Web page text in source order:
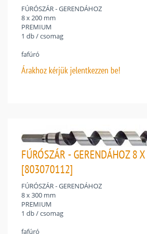
FÚRÓSZÁR - GERENDÁHOZ
8 x 200 mm
PREMIUM
1 db / csomag
fafúró
Árakhoz kérjük jelentkezzen be!
FÚRÓSZÁR - GERENDÁHOZ 8
[803070112]
FÚRÓSZÁR - GERENDÁHOZ
8 x 300 mm
PREMIUM
1 db / csomag
fafúró